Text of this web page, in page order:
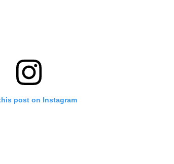
post on Instagram